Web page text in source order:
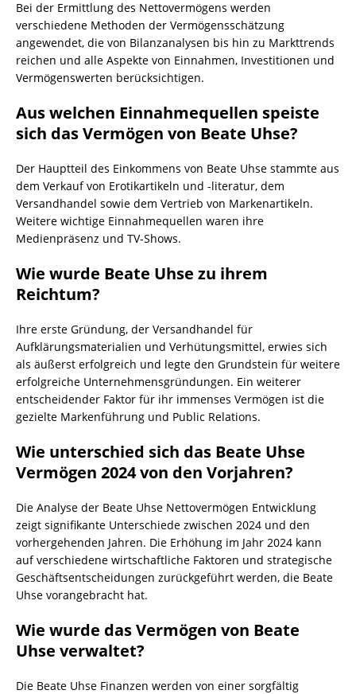
Bei der Ermittlung des Nettovermögens werden
verschiedene Methoden der Vermögensschätzung
angewendet, die von Bilanzanalysen bis hin zu Markttrends
reichen und alle Aspekte von Einnahmen, Investitionen und
Vermögenswerten berücksichtigen.
Aus welchen Einnahmequellen speiste
sich das Vermögen von Beate Uhse?
Der Hauptteil des Einkommens von Beate Uhse stammte aus
dem Verkauf von Erotikartikeln und -literatur, dem
Versandhandel sowie dem Vertrieb von Markenartikeln.
Weitere wichtige Einnahmequellen waren ihre
Medienpräsenz und TV-Shows.
Wie wurde Beate Uhse zu ihrem
Reichtum?
Ihre erste Gründung, der Versandhandel für
Aufklärungsmaterialien und Verhütungsmittel, erwies sich
als äußerst erfolgreich und legte den Grundstein für weitere
erfolgreiche Unternehmensgründungen. Ein weiterer
entscheidender Faktor für ihr immenses Vermögen ist die
gezielte Markenführung und Public Relations.
Wie unterschied sich das Beate Uhse
Vermögen 2024 von den Vorjahren?
Die Analyse der Beate Uhse Nettovermögen Entwicklung
zeigt signifikante Unterschiede zwischen 2024 und den
vorhergehenden Jahren. Die Erhöhung im Jahr 2024 kann
auf verschiedene wirtschaftliche Faktoren und strategische
Geschäftsentscheidungen zurückgeführt werden, die Beate
Uhse vorangebracht hat.
Wie wurde das Vermögen von Beate
Uhse verwaltet?
Die Beate Uhse Finanzen werden von einer sorgfältig